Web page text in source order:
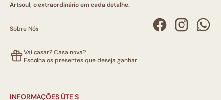
Artsoul, o extraordinário em cada detalhe.
Sobre Nós
Vai casar? Casa nova?
Escolha os presentes que deseja ganhar
INFORMAÇÕES ÚTEIS